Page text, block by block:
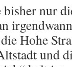
nur
Hohe
und